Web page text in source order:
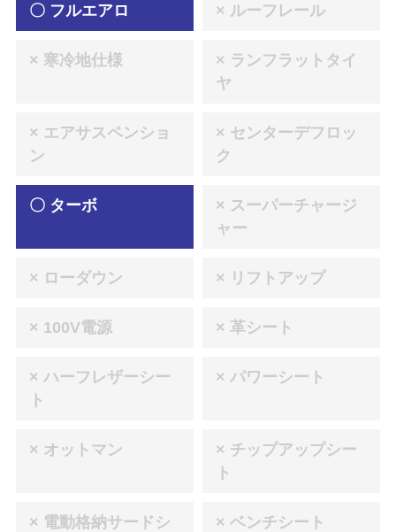
〇 フルエアロ × ルーフレール
× 寒冷地仕様
× ランフラットタイ
ヤ
× エアサスペンショ
ン
× センターデフロッ
ク
〇 ターボ
× スーパーチャージ
ャー
× ローダウン × リフトアップ
× 100V電源 × 革シート
× ハーフレザーシー
ト
× パワーシート
× オットマン
× チップアップシー
ト
× 電動格納サードシ
× ベンチシート